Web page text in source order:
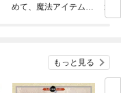
めて、魔法アイテム職
追
子
もっと見る